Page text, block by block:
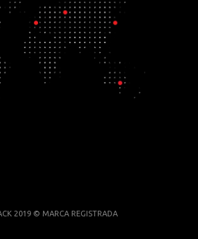
2019 © MARCA REGISTRADA